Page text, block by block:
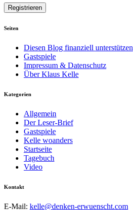
Seiten
Diesen Blog finanziell unterstützen
Gastspiele
Impressum & Datenschutz
Über Klaus Kelle
Kategorien
Allgemein
Der Leser-Brief
Gastspiele
Kelle woanders
Startseite
Tagebuch
Video
Kontakt
E-Mail: kelle@denken-erwuenscht.com